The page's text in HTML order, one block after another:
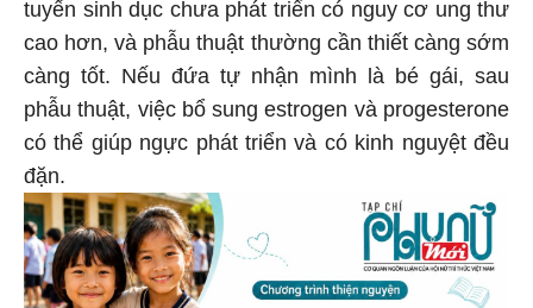
tuyến sinh dục chưa phát triển có nguy cơ ung thư
cao hơn, và phẫu thuật thường cần thiết càng sớm
càng tốt. Nếu đứa tự nhận mình là bé gái, sau
phẫu thuật, việc bổ sung estrogen và progesterone
có thể giúp ngực phát triển và có kinh nguyệt đều
đặn.